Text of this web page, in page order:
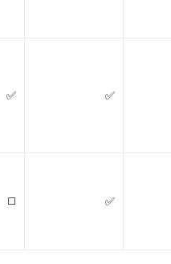
✅ ✅
◻️ ✅